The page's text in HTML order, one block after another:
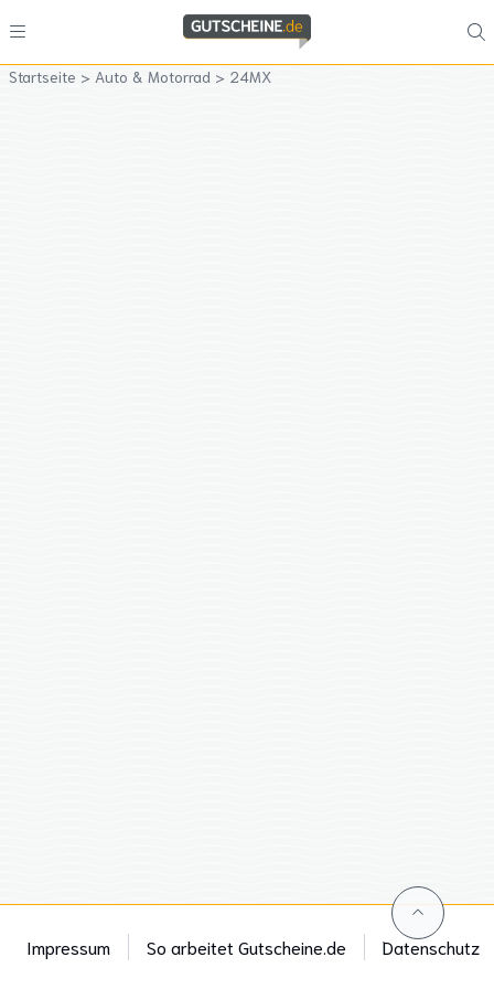
Startseite > Auto & Motorrad > 24MX
Impressum So arbeitet Gutscheine.de Datenschutz